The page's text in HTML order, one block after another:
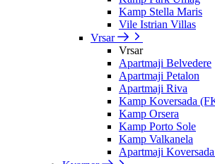
Kamp Stella Maris
Vile Istrian Villas
Vrsar
Vrsar
Apartmaji Belvedere
Apartmaji Petalon
Apartmaji Riva
Kamp Koversada
Kamp Orsera
Kamp Porto Sole
Kamp Valkanela
Apartmaji